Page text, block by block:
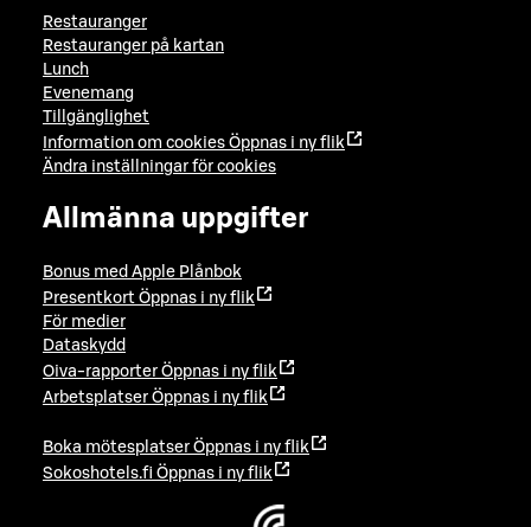
Restauranger
Restauranger på kartan
Lunch
Evenemang
Tillgänglighet
Information om cookies Öppnas i ny flik
Ändra inställningar för cookies
Allmänna uppgifter
Bonus med Apple Plånbok
Presentkort Öppnas i ny flik
För medier
Dataskydd
Oiva-rapporter Öppnas i ny flik
Arbetsplatser Öppnas i ny flik
Boka mötesplatser Öppnas i ny flik
Sokoshotels.fi Öppnas i ny flik